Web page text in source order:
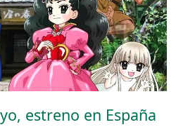
estreno en España